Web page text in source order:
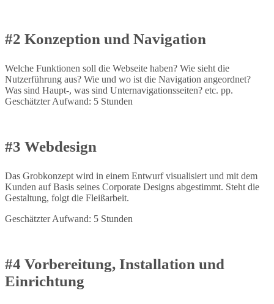
#2 Konzeption und Navigation
Welche Funktionen soll die Webseite haben? Wie sieht die
Nutzerführung aus? Wie und wo ist die Navigation angeordnet?
Was sind Haupt-, was sind Unternavigationsseiten? etc. pp.
Geschätzter Aufwand: 5 Stunden
#3 Webdesign
Das Grobkonzept wird in einem Entwurf visualisiert und mit dem
Kunden auf Basis seines Corporate Designs abgestimmt. Steht die
Gestaltung, folgt die Fleißarbeit.
Geschätzter Aufwand: 5 Stunden
#4 Vorbereitung, Installation und
Einrichtung